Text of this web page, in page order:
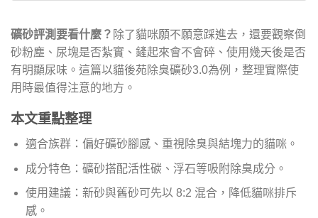
礦砂評測要看什麼？ 除了貓咪願不願意踩進去，還要觀察倒
砂粉塵、尿塊是否紮實、鏟起來會不會碎、使用幾天後是否
有明顯尿味。這篇以貓後苑除臭礦砂3.0為例，整理實際使
用時最值得注意的地方。
本文重點整理
適合族群：偏好礦砂腳感、重視除臭與結塊力的貓咪。
成分特色：礦砂搭配活性碳、浮石等吸附除臭成分。
使用建議：新砂與舊砂可先以 8:2 混合，降低貓咪排斥
感。